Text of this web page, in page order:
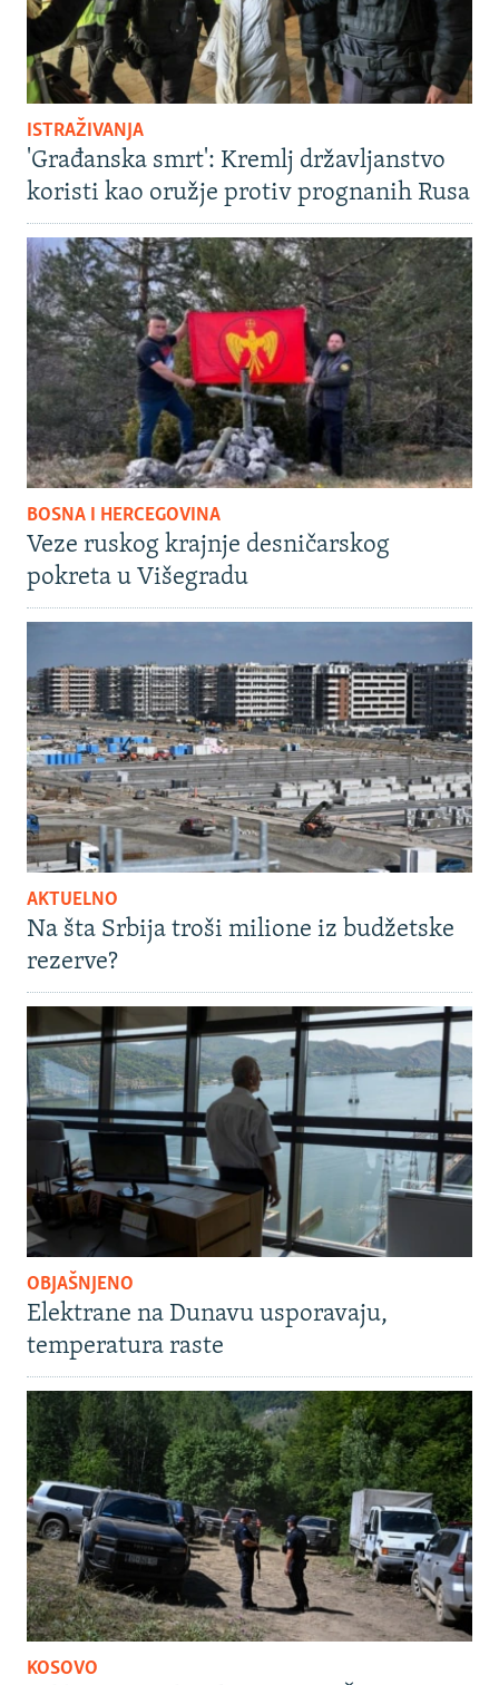
ISTRAŽIVANJA
'Građanska smrt': Kremlj državljanstvo
koristi kao oružje protiv prognanih Rusa
BOSNA I HERCEGOVINA
Veze ruskog krajnje desničarskog
pokreta u Višegradu
AKTUELNO
Na šta Srbija troši milione iz budžetske
rezerve?
OBJAŠNJENO
Elektrane na Dunavu usporavaju,
temperatura raste
KOSOVO